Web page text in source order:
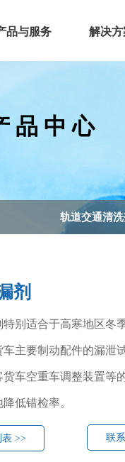
品与服务 解决方
品 中 心
>> 联
剂
特别适合于高寒地区冬
车主要制动配件的漏泄
货车空重车调整装置等
低错检率。
轨道交通清洗